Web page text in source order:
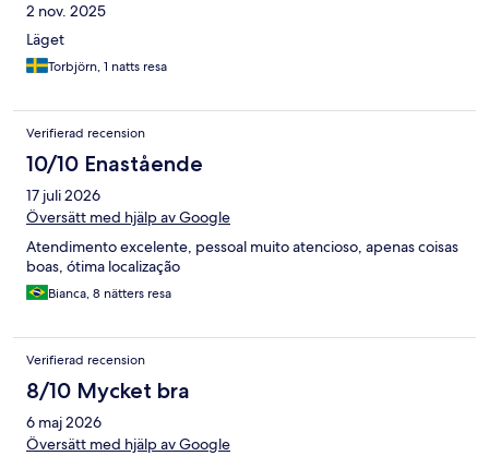
2 nov. 2025
Läget
Torbjörn, 1 natts resa
Verifierad recension
10/10 Enastående
17 juli 2026
Översätt med hjälp av Google
Atendimento excelente, pessoal muito atencioso, apenas coisas
boas, ótima localização
Bianca, 8 nätters resa
Verifierad recension
8/10 Mycket bra
6 maj 2026
Översätt med hjälp av Google